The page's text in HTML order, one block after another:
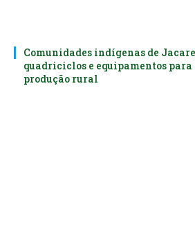
Comunidades indígenas de
quadriciclos e equipamentos
produção rural